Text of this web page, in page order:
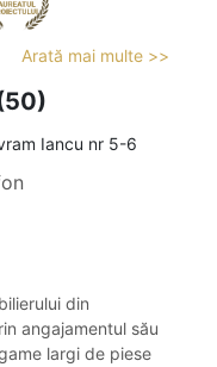
Arată mai multe >>
Iancu nr 5-6
din
angajamentul său
largi de piese